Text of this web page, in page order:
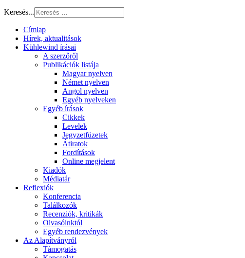
Keresés...
Címlap
Hírek, aktualitások
Kühlewind írásai
A szerzőről
Publikációk listája
Magyar nyelven
Német nyelven
Angol nyelven
Egyéb nyelveken
Egyéb írások
Cikkek
Levelek
Jegyzetfüzetek
Átiratok
Fordítások
Online megjelent
Kiadók
Médiatár
Reflexiók
Konferencia
Találkozók
Recenziók, kritikák
Olvasóinktól
Egyéb rendezvények
Az Alapítványról
Támogatás